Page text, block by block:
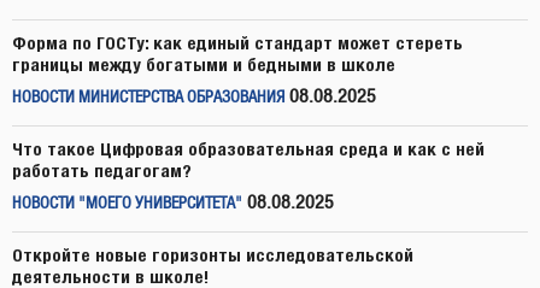
Форма по ГОСТу: как единый стандарт может стереть
границы между богатыми и бедными в школе
НОВОСТИ МИНИСТЕРСТВА ОБРАЗОВАНИЯ 08.08.2025
Что такое Цифровая образовательная среда и как с ней
работать педагогам?
НОВОСТИ "МОЕГО УНИВЕРСИТЕТА" 08.08.2025
Откройте новые горизонты исследовательской
деятельности в школе!